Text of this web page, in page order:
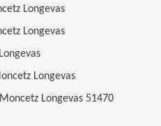
Longevas
Longevas
Longevas
Longevas 51470